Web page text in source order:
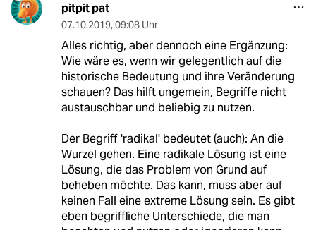
pitpit pat
07.10.2019, 09:08 Uhr
Alles richtig, aber dennoch eine Ergänzung:
Wie wäre es, wenn wir gelegentlich auf die
historische Bedeutung und ihre Veränderung
schauen? Das hilft ungemein, Begriffe nicht
austauschbar und beliebig zu nutzen.
Der Begriff 'radikal' bedeutet (auch): An die
Wurzel gehen. Eine radikale Lösung ist eine
Lösung, die das Problem von Grund auf
beheben möchte. Das kann, muss aber auf
keinen Fall eine extreme Lösung sein. Es gibt
eben begriffliche Unterschiede, die man